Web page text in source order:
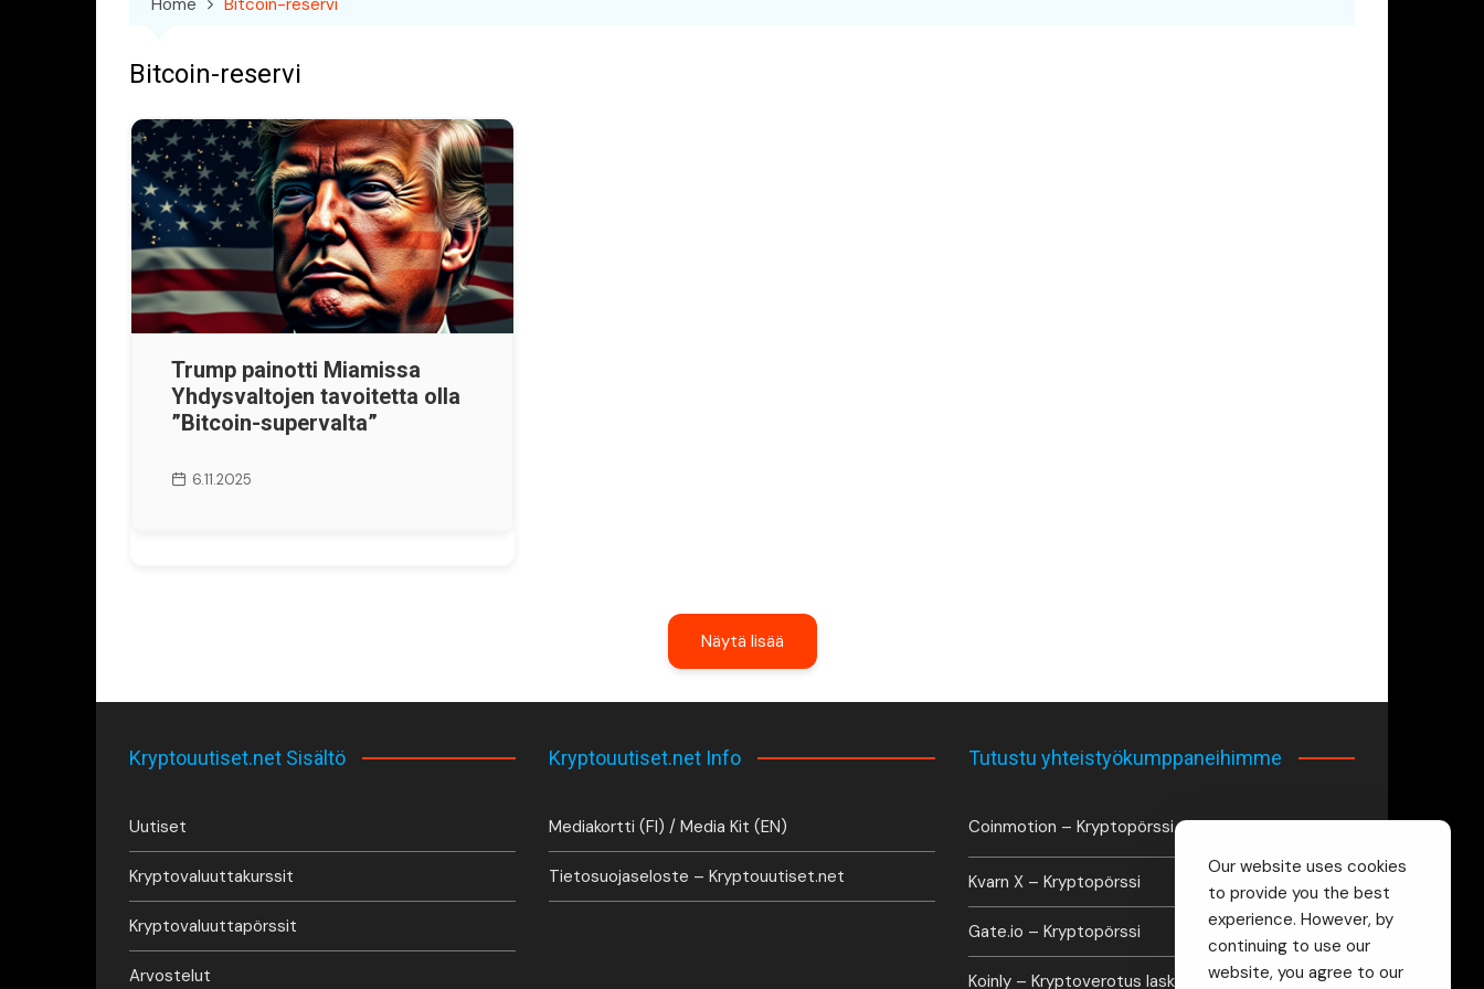
Bitcoin-reservi
Trump painotti Miamissa
Yhdysvaltojen tavoitetta olla
”Bitcoin-supervalta”
6.11.2025
Näytä lisää
Kryptouutiset.net Sisältö
Uutiset
Kryptovaluuttakurssit
Kryptovaluuttapörssit
Arvostelut
Kryptouutiset.net Info
Mediakortti (FI) / Media Kit (EN)
Tietosuojaseloste – Kryptouutiset.net
Tutustu yhteistyökumppaneihimme
Coinmotion – Kryptopörssi
Kvarn X – Kryptopörssi
Gate.io – Kryptopörssi
Koinly – Kryptoverotus laskuri
Our website uses cookies
to provide you the best
experience. However, by
continuing to use our
website, you agree to our